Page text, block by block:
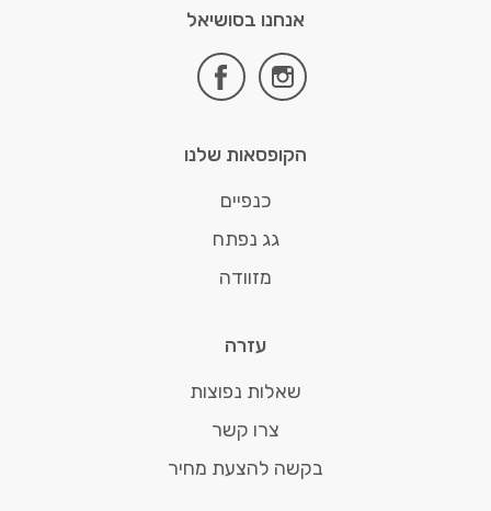
אנחנו בסושיאל
instagram
facebook
הקופסאות שלנו
כנפיים
גג נפתח
מזוודה
עזרה
שאלות נפוצות
צרו קשר
בקשה להצעת מחיר